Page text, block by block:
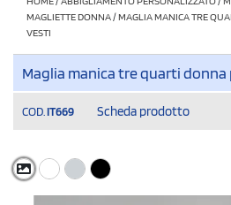
MAGLIETTE DONNA/MAGLIA MANICA TRE
VESTI
Maglia manica tre quarti
COD. IT669 Scheda prodotto